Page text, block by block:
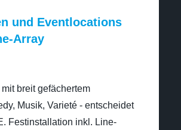
und Eventlocations
Array
breit gefächertem
Musik, Varieté - entscheidet
Festinstallation inkl. Line-